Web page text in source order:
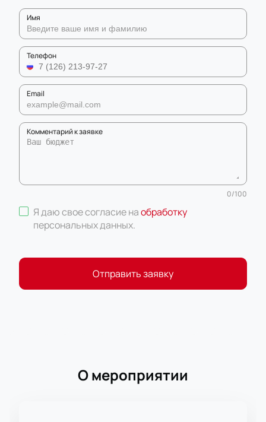
Имя
Телефон
Email
Комментарий к заявке
0/100
Я даю свое согласие наобработку
персональных данных.
Отправить заявку
О мероприятии